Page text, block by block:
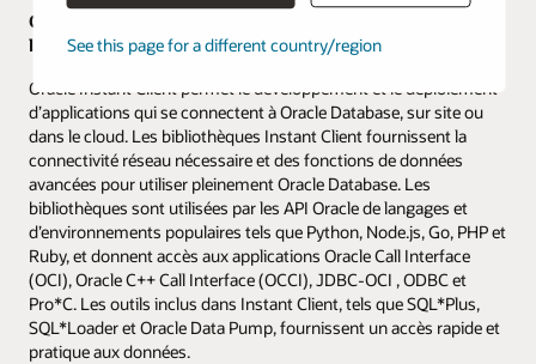
See this page for a different country/region
Outils Oracle Database, bibliothèques et SDK gratuits,
légers et faciles à installer
Oracle Instant Client permet le développement et le déploiement
d’applications qui se connectent à Oracle Database, sur site ou
dans le cloud. Les bibliothèques Instant Client fournissent la
connectivité réseau nécessaire et des fonctions de données
avancées pour utiliser pleinement Oracle Database. Les
bibliothèques sont utilisées par les API Oracle de langages et
d’environnements populaires tels que Python, Node.js, Go, PHP et
Ruby, et donnent accès aux applications Oracle Call Interface
(OCI), Oracle C++ Call Interface (OCCI), JDBC-OCI , ODBC et
Pro*C. Les outils inclus dans Instant Client, tels que SQL*Plus,
SQL*Loader et Oracle Data Pump, fournissent un accès rapide et
pratique aux données.